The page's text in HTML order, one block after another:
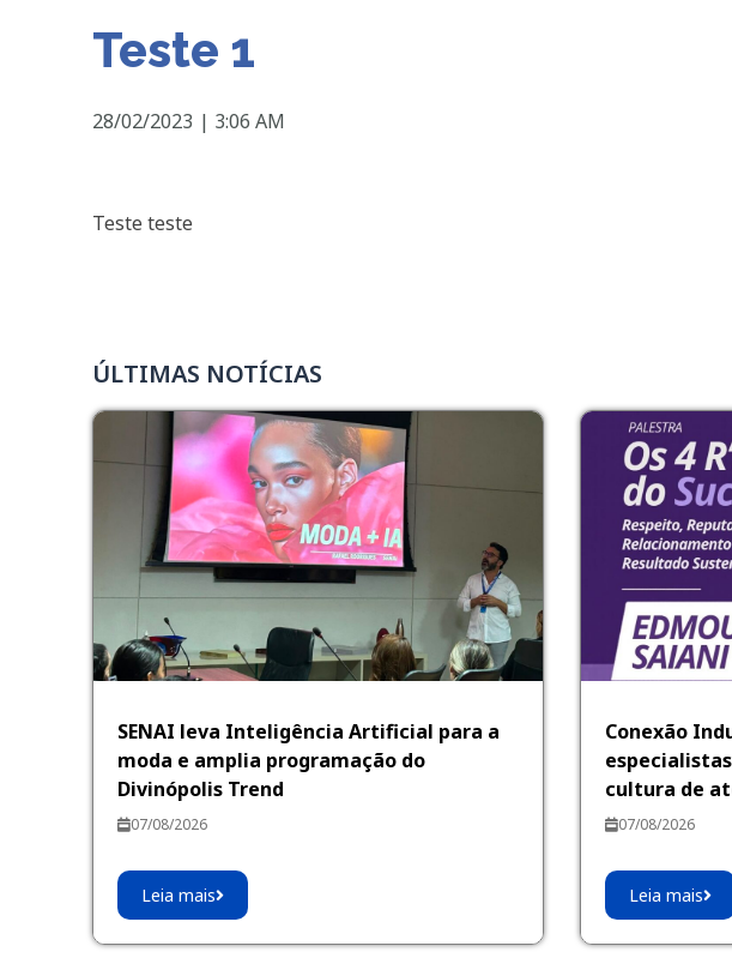
Teste 1
28/02/2023 | 3:06 AM
Teste teste
ÚLTIMAS NOTÍCIAS
SENAI leva Inteligência Artificial para a
moda e amplia programação do
Divinópolis Trend
07/08/2026
Leia mais
Conexão
cultura de
07/08/2026
Leia mais